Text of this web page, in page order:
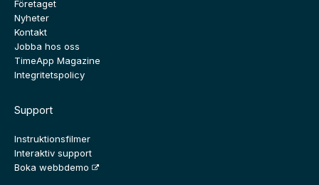
Företaget
Nyheter
Kontakt
Jobba hos oss
TimeApp Magazine
Integritetspolicy
Support
Instruktionsfilmer
Interaktiv support
Boka webbdemo